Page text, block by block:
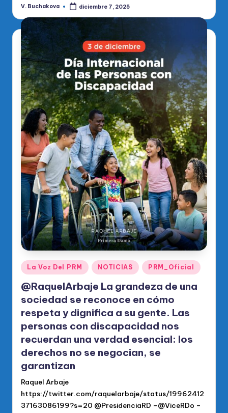
Publicado
V. Buchakova diciembre 7, 2025
Publicado
en
La Voz Del PRM NOTICIAS PRM_Oficial
@RaquelArbaje La grandeza de una
sociedad se reconoce en cómo
respeta y dignifica a su gente. Las
personas con discapacidad nos
recuerdan una verdad esencial: los
derechos no se negocian, se
garantizan
Raquel Arbaje
https://twitter.com/raquelarbaje/status/19962412
37163086199?s=20 @PresidenciaRD –@ViceRDo –